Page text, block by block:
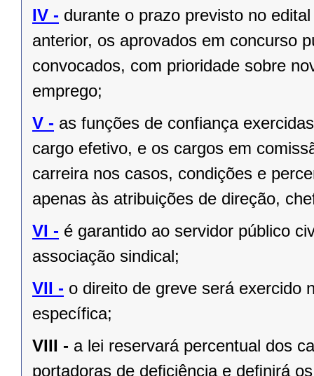
IV - durante o prazo previsto no
anterior, os aprovados em concurso
convocados, com prioridade sobre
emprego;
V - as funções de confiança
cargo efetivo, e os cargos em
carreira nos casos, condições e
apenas às atribuições de direção,
VI - é garantido ao servidor público
associação sindical;
VII - o direito de greve será exercido
específica;
VIII - a lei reservará percentual dos
portadoras de deﬁciência e deﬁnirá